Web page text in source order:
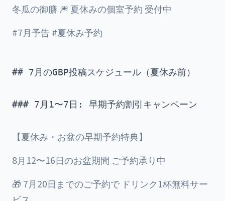
冬瓜の御膳 🎆 夏休みの個室予約 受付中
#7月予告 #夏休み予約
## 7月のGBP投稿スケジュール（夏休み前）
### 7月1〜7日: 早期予約割引キャンペーン
【夏休み・お盆の早期予約特典】
8月12〜16日のお盆期間 ご予約承り中
🎁 7月20日までのご予約で ドリンク1杯無料サー